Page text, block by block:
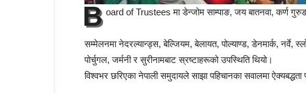
B oard of Trustees मा डेन्जोम साम्पाङ, जय बातनवा, कर्ण
सम्मेलनमा नेदरल्यान्ड्स, बेल्जियम, बेलायत, पोल्याण्ड, डेनमार्क, नर्वे,
पोर्चुगल, जर्मनी र सुरीनामबाट स्रष्टाहरूको उपस्थिति थियो।
विश्वभर छरिएका नेपाली समुदायले साझा पहिचानका सवालमा